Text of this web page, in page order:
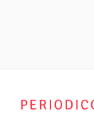
contenuto